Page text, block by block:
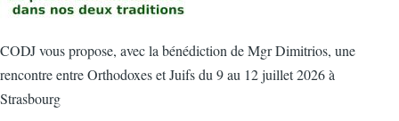
CODJ vous propose, avec la bénédiction de Mgr Dimitrios, une
rencontre entre Orthodoxes et Juifs du 9 au 12 juillet 2026 à
Strasbourg